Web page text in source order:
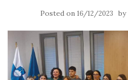
Posted on 16/12/2023 by